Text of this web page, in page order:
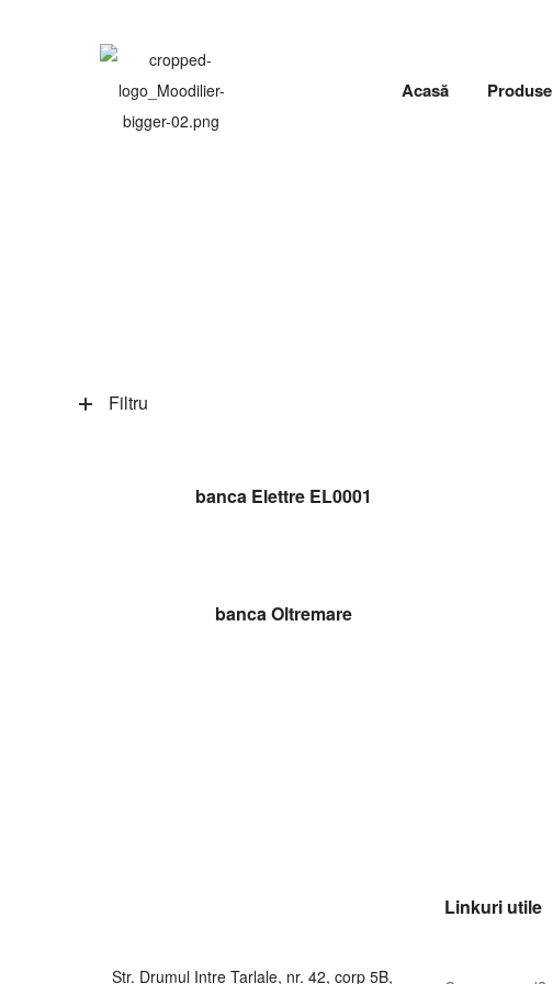
Acasă Produse
Filtru
CITEȘTE MAI MULT
banca Elettre EL0001
CITEȘTE MAI MULT
banca Oltremare
Str. Drumul Intre Tarlale, nr. 42, corp 5B,
Linkuri utile